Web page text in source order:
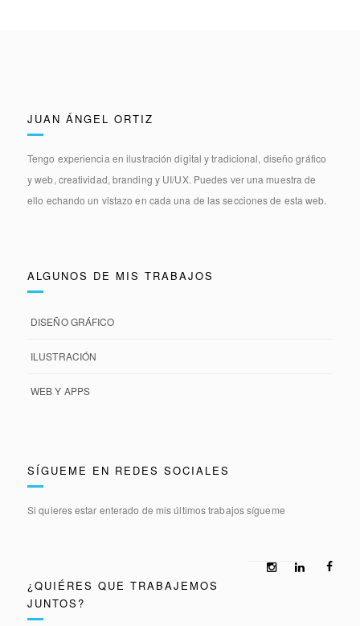
JUAN ÁNGEL ORTIZ
Tengo experiencia enilustración digital y tradicional, diseño gráfico
y web, creatividad, branding y UI/UX. Puedes ver una muestra de
ello echando un vistazo en cada una de las secciones de esta web.
ALGUNOS DE MIS TRABAJOS
DISEÑO GRÁFICO
ILUSTRACIÓN
WEB Y APPS
SÍGUEME EN REDES SOCIALES
Si quieres estar enterado de mis últimos trabajos sígueme
¿QUIÉRES QUE TRABAJEMOS
JUNTOS?